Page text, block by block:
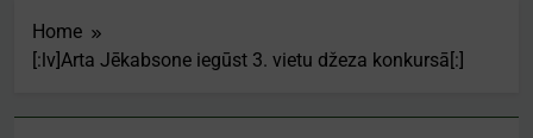
Cathedral Choir
School[:]
Home
[:lv]Arta Jēkabsone iegūst 3. vietu džeza konkursā[:]